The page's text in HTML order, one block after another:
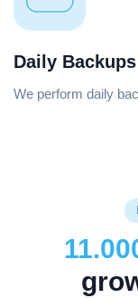
Daily Backups
We perform daily